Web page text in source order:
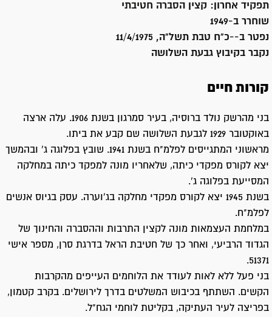
תפקיד אחרון: קצין הסברה חטיבתי
שוחרר ב-1949
נפטר ב--כ"ח טבת תשל"ה, 11/4/1975
נקבר בקיבוץ גבעת השלושה
קורות חיים
בני מהרשק נולד ברוסיה, בעיר סמרגון בשנת 1906. עלה ארצה
באוקטובר 1929 לגבעת השלושה שם קבע את ביתו.
מראשוני המתגייסים לפלמ"ח בשנת 1941. שובץ בפלוגה ג' ובהמשך
יצא לקורס מפקדי כיתה, שלאחריו מונה למפקד כיתה במחלקה
המסייעת בפלוגה ג'.
בשנת 1945 יצא לקורס מפקדי מחלקה בג'וערה. עסק בגיוס אנשים
לפלמ"ח.
במלחמת העצמאות מונה לקצין התרבות וההסברה והחינוך של
הגדוד הרביעי, ואחר כך של חטיבת הראל בדרגת סרן, מספר אישי
51371.
בני פעל ללא לאות לעודד את הלוחמים העייפים מהקרבות
הקשים. השתתף בכיבוש המשלטים בדרך לירושלים. בקרב קטמון,
בפריצה לעיר העתיקה, בקליטת לוחמי הגח"ל.